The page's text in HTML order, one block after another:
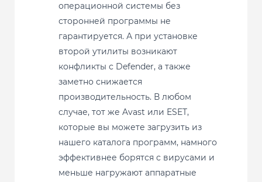
операционной системы без
сторонней программы не
гарантируется. А при установке
второй утилиты возникают
конфликты с Defender, а также
заметно снижается
производительность. В любом
случае, тот же Avast или ESET,
которые вы можете загрузить из
нашего каталога программ, намного
эффективнее борятся с вирусами и
меньше нагружают аппаратные